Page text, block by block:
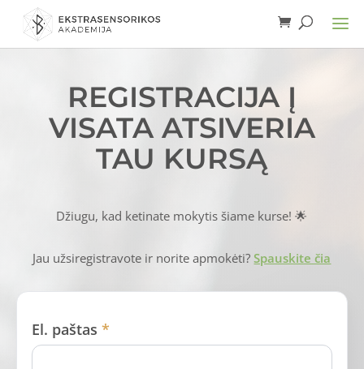
REGISTRACIJA Į
VISATA ATSIVERIA
TAU KURSĄ
Džiugu, kad ketinate mokytis šiame kurse! 🌟
Jau užsiregistravote ir norite apmokėti?Spauskite čia
El. paštas*